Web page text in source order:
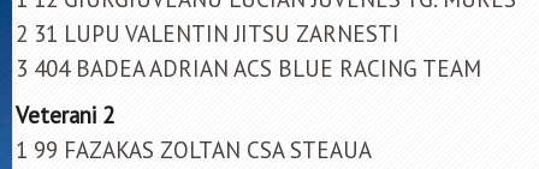
2 31 LUPU VALENTIN JITSU ZARNESTI
3 404 BADEA ADRIAN ACS BLUE RACING TEAM
Veterani 2
1 99 FAZAKAS ZOLTAN CSA STEAUA